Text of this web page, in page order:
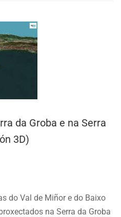
da Groba e na Serra
3D)
do Val de Miñor e do Baixo
na Serra da Groba